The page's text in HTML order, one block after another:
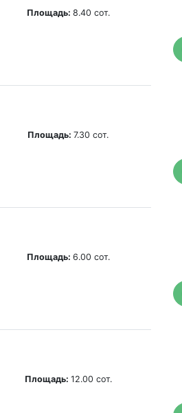
Площадь: 8.40 сот.
Площадь:7.30 сот.
Площадь: 6.00 сот.
Площадь: 12.00 сот.